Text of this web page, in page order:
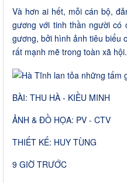
Và hơn ai hết, mỗi cán bộ,
gương với tinh thần người có
gương, bởi hình ảnh tiêu biểu
rất mạnh mẽ trong toàn xã hội.
BÀI: THU HÀ - KIỀU MINH
ẢNH & ĐỒ HỌA: PV - CTV
THIẾT KẾ: HUY TÙNG
9 GIỜ TRƯỚC